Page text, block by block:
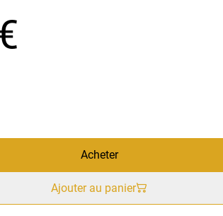
Acheter
Ajouter au panier